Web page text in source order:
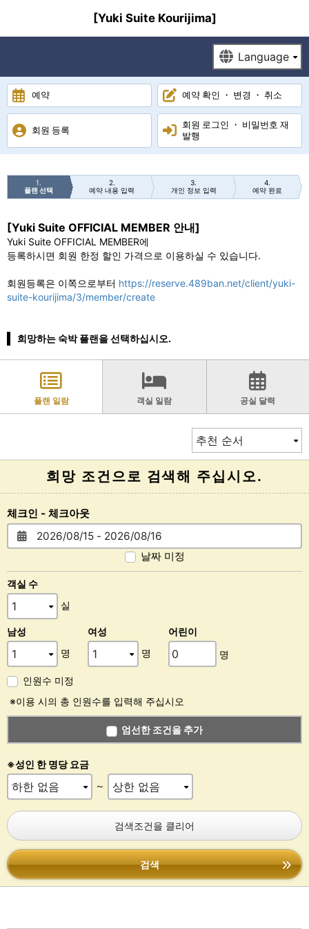
[Yuki Suite Kourijima]
예약 예약 확인 ・ 변경 ・ 취소
회원 등록
회원 로그인 ・ 비밀번호 재
발행
1
플랜 선택
2
예약 내용 입력
3
개인 정보 입력
4
예약 완료
[Yuki Suite OFFICIAL MEMBER 안내]
Yuki Suite OFFICIAL MEMBER에
등록하시면 회원 한정 할인 가격으로 이용하실 수 있습니다.
회원등록은 이쪽으로부터 https://reserve.489ban.net/client/yuki-
suite-kourijima/3/member/create
희망하는 숙박 플랜을 선택하십시오.
플랜 일람 객실 일람 공실 달력
희망 조건으로 검색해 주십시오.
체크인 - 체크아웃
날짜 미정
객실 수
실
남성
명
여성
명
어린이
명
인원수 미정
※이용 시의 총 인원수를 입력해 주십시오
엄선한 조건을 추가
※성인 한 명당 요금
～
검색조건을 클리어
검색